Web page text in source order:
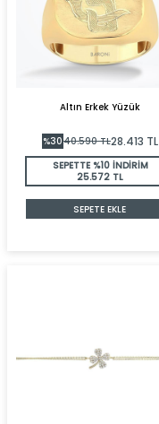
Altın Erkek Yüzük
%3040.590TL28.413 TL
SEPETTE %10 İNDİRİM
25.572 TL
SEPETE EKLE